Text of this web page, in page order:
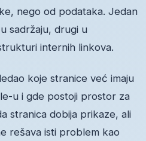
nego od podataka. Jedan
sadržaju, drugi u
internih linkova.
koje stranice već imaju
u i gde postoji prostor za
stranica dobija prikaze, ali
rešava isti problem kao